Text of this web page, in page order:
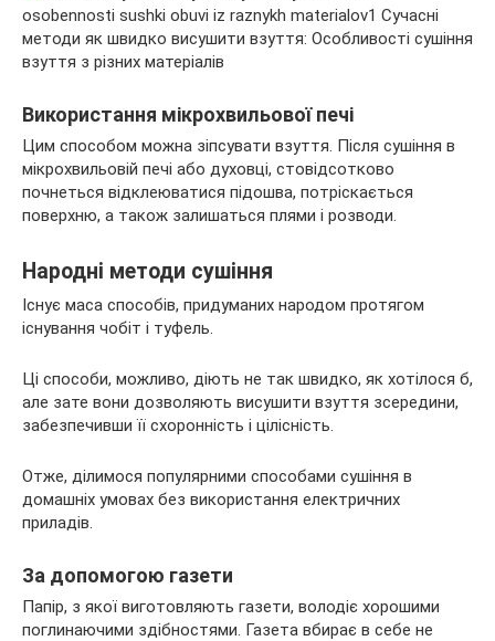
Використання мікрохвильової печі
Цим способом можна зіпсувати взуття. Після сушіння в
мікрохвильовій печі або духовці, стовідсотково
почнеться відклеюватися підошва, потріскається
поверхню, а також залишаться плями і розводи.
Народні методи сушіння
Існує маса способів, придуманих народом протягом
існування чобіт і туфель.
Ці способи, можливо, діють не так швидко, як хотілося б,
але зате вони дозволяють висушити взуття зсередини,
забезпечивши її схоронність і цілісність.
Отже, ділимося популярними способами сушіння в
домашніх умовах без використання електричних
приладів.
За допомогою газети
Папір, з якої виготовляють газети, володіє хорошими
поглинаючими здібностями. Газета вбирає в себе не